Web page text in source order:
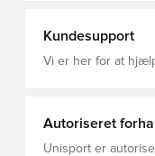
Kundesupport
Vi er her for at
Autoriseret
Unisport er